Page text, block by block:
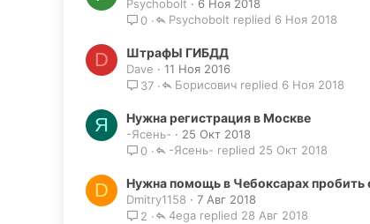
Psychobolt
6 Ноя 2018
0
6 Ноя 2018
Psychobolt
D ШтрафЫ ГИБДД
Dave
11 Ноя 2016
37
6 Ноя 2018
Борисович
Я Нужна регистрация в Москве
-Ясень-
25 Окт 2018
0
25 Окт 2018
-Ясень-
D Нужна помощь в Чебоксарах пробить
Dmitry1158
7 Авг 2018
2
28 Авг 2018
4ega